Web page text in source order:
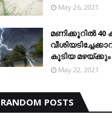
May 26, 2021
മണിക്കൂറിൽ 40
കൂടിയ
May 22, 2021
RANDOM POSTS